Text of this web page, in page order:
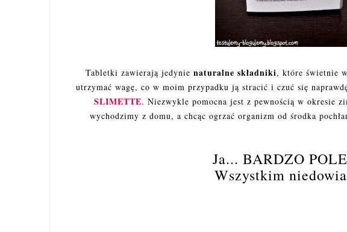
Tabletki zawierają jedynie naturalne składniki, które świetnie
utrzymać wagę, co w moim przypadku ją stracić i czuć się
SLIMETTE. Niezwykle pomocna jest z pewnością w okresie
wychodzimy z domu, a chcąc ogrzać organizm od środka
Ja... BARDZO
Wszystkim